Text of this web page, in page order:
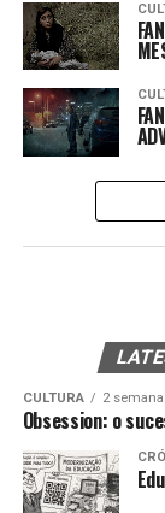
CULTURA 2
Obsession: o